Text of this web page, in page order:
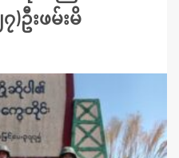
)ဦးဖမ်းမိ